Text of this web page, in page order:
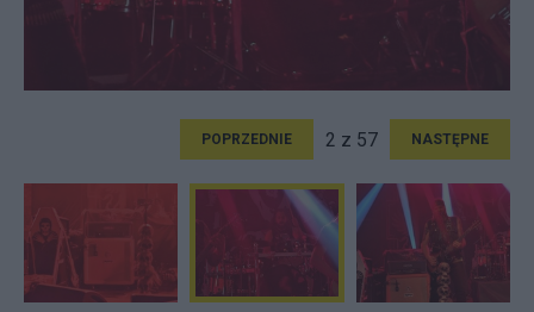
POPRZEDNIE 2 z 57 NASTĘPNE